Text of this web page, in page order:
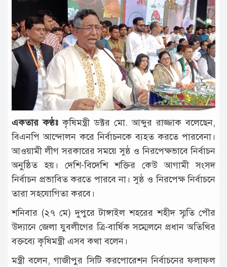
দেশের
আমাদের
টাঙ্গাইল
আন্তর্জাতিক
রাজনীতি
অপরাধ
দুর্ঘটনা
বিনোদন
খেলাধুলা
চাকরি
লাইফ
স্টাইল
অন্যান্য
একতার কণ্ঠঃ কৃষিমন্ত্রী ডক্টর মো. আব্দুর রাজ্জাক বলেছেন,
বিএনপি আন্দোলন করে নির্বাচনকে ব্যহত করতে পারবেনা।
আওয়ামী লীগ সরকারের সময়ে সুষ্ঠ ও নিরপেক্ষভাবে নির্বাচন
অনুষ্ঠিত হয়। দেশি-বিদেশি শক্তির কেউ আগামী সংসদ
নির্বাচন প্রভাবিত করতে পারবে না। সুষ্ঠ ও নিরপেক্ষ নির্বাচনে
তারা সহযোগিতা করবে।
শনিবার (২৭ মে) দুপুরে টাঙ্গাইল শহরের শহীদ স্মৃতি পৌর
উদ্যানে জেলা যুবলীগের ত্রি-বার্ষিক সম্মেলনে প্রধান অতিথির
বক্তব্যে কৃষিমন্ত্রী এসব কথা বলেন।
মন্ত্রী বলেন, গাজীপুর সিটি করপোরেশন নির্বাচনের ফলাফল